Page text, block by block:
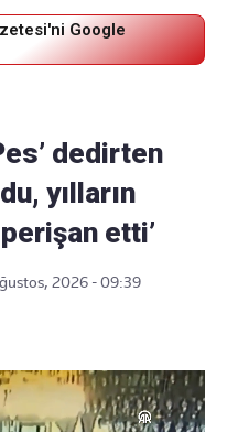
Google
dedirten
yılların
etti’
2026 - 09:39